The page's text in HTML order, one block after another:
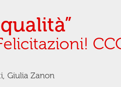
Giulia Zanon